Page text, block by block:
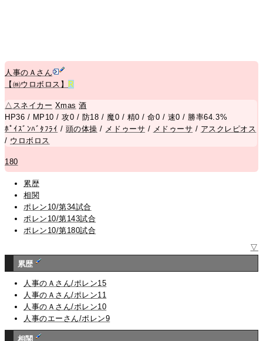
人事のＡさん
【㈱ウロボロス】
R
△ スネイカー Xmas 酒
HP36 / MP10 / 攻0 / 防18 / 魔0 / 精0 / 命0 / 速0 / 勝率64.3%
ﾎﾟｲｽﾞﾝﾊﾞﾀﾌﾗｲ / 頭の体操 / メドゥーサ / メドゥーサ / アスクレピオス
/ ウロボロス
180
累歴
相関
ポレン10/第34試合
ポレン10/第143試合
ポレン10/第180試合
▽
累歴
人事のＡさん/ポレン15
人事のＡさん/ポレン11
人事のＡさん/ポレン10
人事のエーさん/ポレン9
相関